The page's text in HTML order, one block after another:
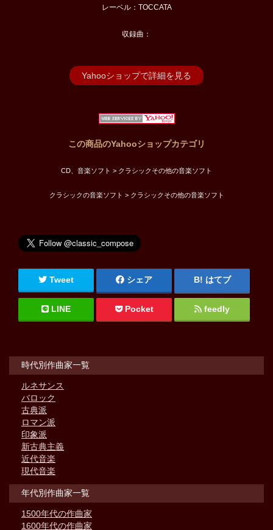
レーベル：TOCCATA
収録曲：
Yahooショップで詳細を見る
この商品のYahooショップカテゴリ
CD、音楽ソフト > クラシックその他の音楽ソフト
クラシックの音楽ソフト > クラシックその他の音楽ソフト
Tweet シェア はてブ
LINE Pocket feedly
時代別作曲家一覧
ルネサンス
バロック
古典派
ロマン派
印象派
新古典主義
近代音楽
現代音楽
年代別作曲家一覧
1500年代の作曲家
1600年代の作曲家